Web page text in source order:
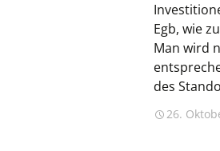
Egb, wie
Man wird
des
26.